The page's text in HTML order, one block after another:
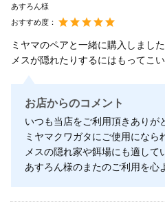
あすろん様
おすすめ度：
ミヤマのペアと一緒に購入しました
メスが隠れたりするにはもってこ
お店からのコメント
いつも当店をご利用頂きありが
ミヤマクワガタにご使用になら
メスの隠れ家や餌場にも適して
あすろん様のまたのご利用を心